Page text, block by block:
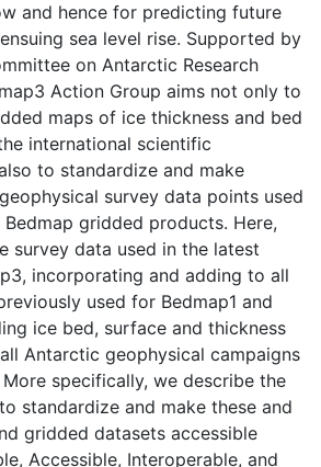
and hence for predicting future
sea level rise. Supported by
on Antarctic Research
Action Group aims not only to
maps of ice thickness and bed
international scientific
to standardize and make
survey data points used
gridded products. Here,
survey data used in the latest
incorporating and adding to all
used for Bedmap1 and
ice bed, surface and thickness
Antarctic geophysical campaigns
specifically, we describe the
standardize and make these and
gridded datasets accessible
Accessible, Interoperable, and